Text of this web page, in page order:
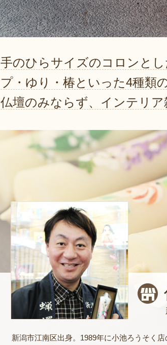
手のひらサイズのコロンと
プ・ゆり・椿といった4種類
仏壇のみならず、インテリア
新潟市江南区出身。1989年に小池ろうそく